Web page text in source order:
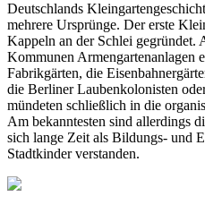
Deutschlands
mehrere Ursprünge. Der erste
Kappeln an der Schlei gegründet.
Kommunen Armengartenanlagen
Fabrikgärten, die
die Berliner Laubenkolonisten
mündeten schließlich in die
Am bekanntesten sind allerdings
sich lange Zeit als Bildungs- und
Stadtkinder verstanden.